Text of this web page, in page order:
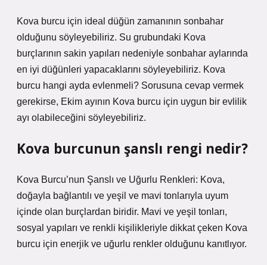
Kova burcu için ideal düğün zamanının sonbahar
olduğunu söyleyebiliriz. Su grubundaki Kova
burçlarının sakin yapıları nedeniyle sonbahar aylarında
en iyi düğünleri yapacaklarını söyleyebiliriz. Kova
burcu hangi ayda evlenmeli? Sorusuna cevap vermek
gerekirse, Ekim ayının Kova burcu için uygun bir evlilik
ayı olabileceğini söyleyebiliriz.
Kova burcunun şanslı rengi nedir?
Kova Burcu’nun Şanslı ve Uğurlu Renkleri: Kova,
doğayla bağlantılı ve yeşil ve mavi tonlarıyla uyum
içinde olan burçlardan biridir. Mavi ve yeşil tonları,
sosyal yapıları ve renkli kişilikleriyle dikkat çeken Kova
burcu için enerjik ve uğurlu renkler olduğunu kanıtlıyor.